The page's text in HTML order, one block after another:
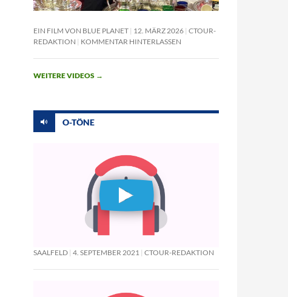
EIN FILM VON BLUE PLANET 12. MÄRZ 2026 CTOUR-
REDAKTION
KOMMENTAR HINTERLASSEN
WEITERE VIDEOS →
O-TÖNE
SAALFELD 4. SEPTEMBER 2021 CTOUR-REDAKTION